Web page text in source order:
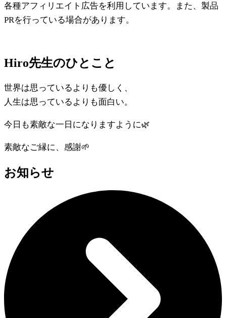
各種アフィリエイト広告を利用しています。また、製品
PRを行っている場合があります。
Hiro先生のひとこと
世界は思っているよりも優しく、
人生は思っているよりも面白い。
今日も素敵な一日になりますように🌿
素敵なご縁に、感謝🌱
お知らせ